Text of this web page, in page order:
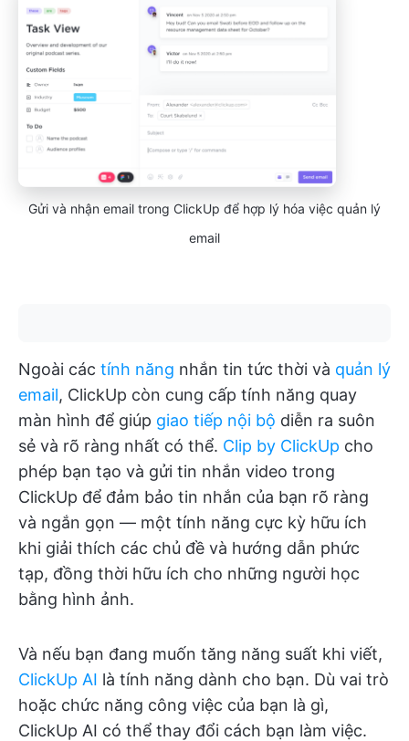
Gửi và nhận email trong ClickUp để hợp lý hóa việc quản lý
email
Ngoài các tính năng nhắn tin tức thời và quản lý
email, ClickUp còn cung cấp tính năng quay
màn hình để giúp giao tiếp nội bộ diễn ra suôn
sẻ và rõ ràng nhất có thể. Clip by ClickUp cho
phép bạn tạo và gửi tin nhắn video trong
ClickUp để đảm bảo tin nhắn của bạn rõ ràng
và ngắn gọn — một tính năng cực kỳ hữu ích
khi giải thích các chủ đề và hướng dẫn phức
tạp, đồng thời hữu ích cho những người học
bằng hình ảnh.
Và nếu bạn đang muốn tăng năng suất khi viết,
ClickUp AI là tính năng dành cho bạn. Dù vai trò
hoặc chức năng công việc của bạn là gì,
ClickUp AI có thể thay đổi cách bạn làm việc.